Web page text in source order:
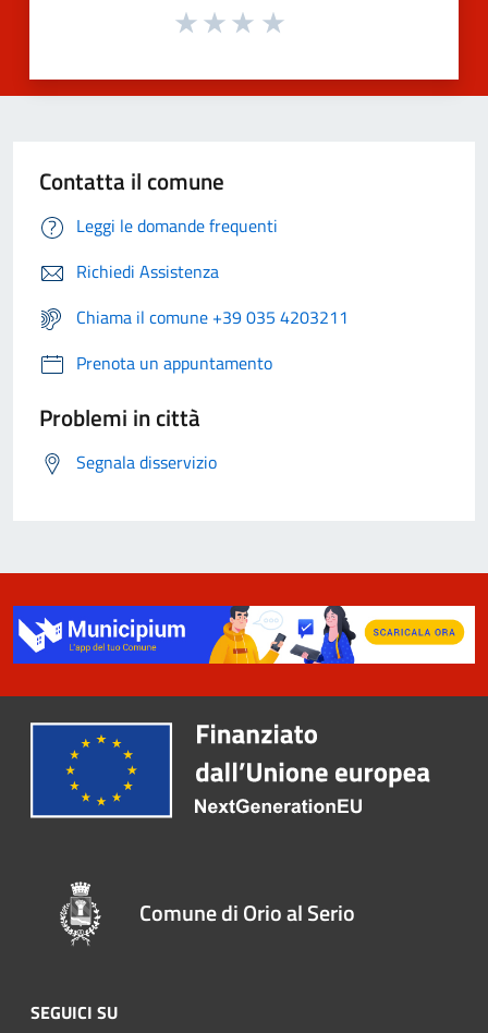
Contatta il comune
Leggi le domande frequenti
Richiedi Assistenza
Chiama il comune +39 035 4203211
Prenota un appuntamento
Problemi in città
Segnala disservizio
Comune di Orio al Serio
SEGUICI SU